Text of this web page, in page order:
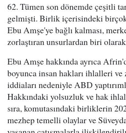
62. Tümen son dönemde çeşitli
gelmişti. Birlik içerisindeki
Ebu Amşe'ye bağlı kalması,
zorlaştıran unsurlardan biri
Ebu Amşe hakkında ayrıca
boyunca insan hakları ihlalleri
iddiaları nedeniyle ABD
Hakkındaki yolsuzluk ve hak
sıra, komutasındaki birliklerin
mezhep temelli olaylar ve